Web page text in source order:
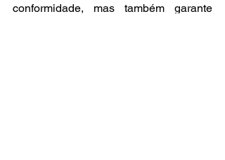
conformidade, mas também garante